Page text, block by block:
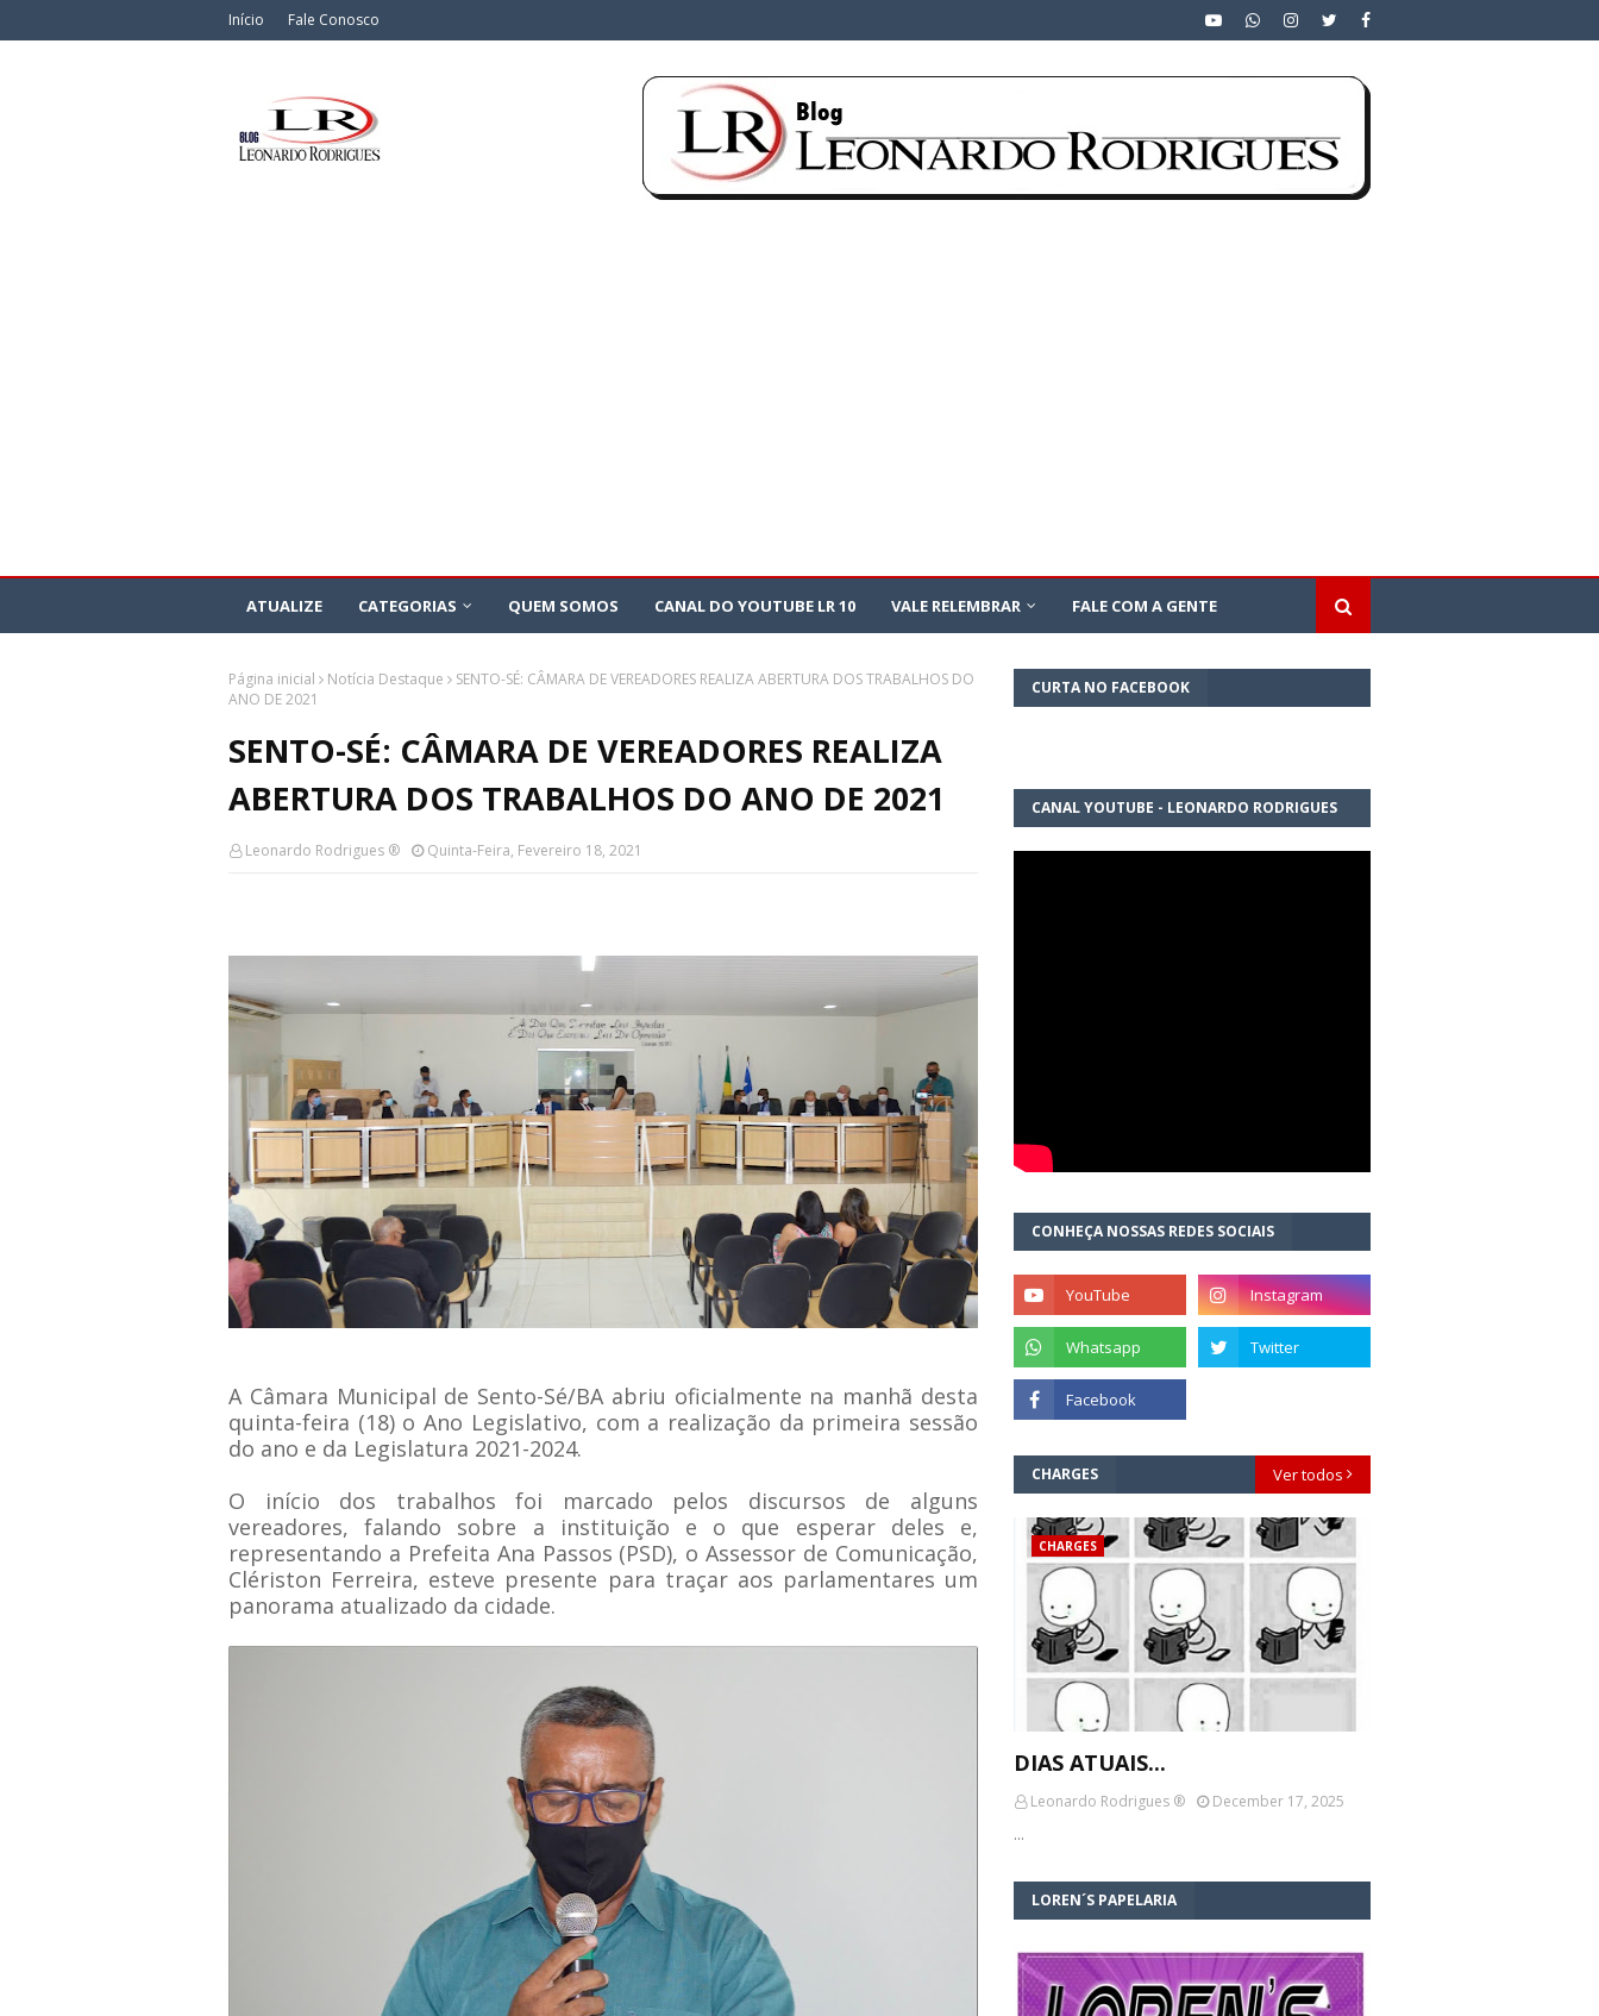
Início Fale Conosco
ATUALIZE CATEGORIAS QUEM SOMOS CANAL DO YOUTUBE LR 10 VALE RELEMBRAR FALE COM A GENTE
Página inicial Notícia Destaque
SENTO-SÉ: CÂMARA DE VEREADORES REALIZA ABERTURA DOS TRABALHOS DO
ANO DE 2021
SENTO-SÉ: CÂMARA DE VEREADORES REALIZA
ABERTURA DOS TRABALHOS DO ANO DE 2021
Leonardo Rodrigues ® Quinta-Feira, Fevereiro 18, 2021
A Câmara Municipal de Sento-Sé/BA abriu oficialmente na manhã desta
quinta-feira (18) o Ano Legislativo, com a realização da primeira sessão
do ano e da Legislatura 2021-2024.
O início dos trabalhos foi marcado pelos discursos de alguns
vereadores, falando sobre a instituição e o que esperar deles e,
representando a Prefeita Ana Passos (PSD), o Assessor de Comunicação,
Clériston Ferreira, esteve presente para traçar aos parlamentares um
panorama atualizado da cidade.
CURTA NO FACEBOOK
CANAL YOUTUBE - LEONARDO RODRIGUES
CONHEÇA NOSSAS REDES SOCIAIS
CHARGES Ver todos
CHARGES
DIAS ATUAIS...
Leonardo Rodrigues ®
December 17, 2025
…
LOREN´S PAPELARIA